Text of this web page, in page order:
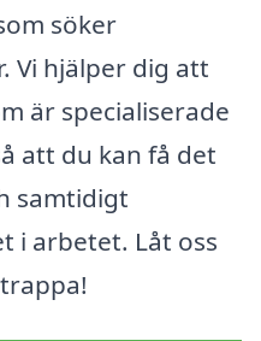
söker
Vi hjälper dig att
är specialiserade
att du kan få det
samtidigt
i arbetet. Låt oss